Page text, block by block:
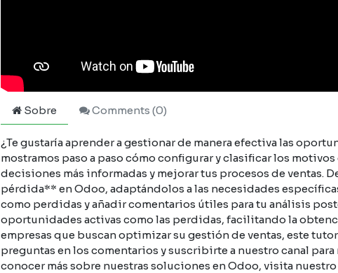
Sobre Comments (0)
¿Te gustaría aprender a gestionar de manera efectiva las
mostramos paso a paso cómo configurar y clasificar los
decisiones más informadas y mejorar tus procesos de ventas.
pérdida** en Odoo, adaptándolos a las necesidades
como perdidas y añadir comentarios útiles para tu análisis
oportunidades activas como las perdidas, facilitando la
empresas que buscan optimizar su gestión de ventas, este
preguntas en los comentarios y suscribirte a nuestro canal
conocer más sobre nuestras soluciones en Odoo, visita